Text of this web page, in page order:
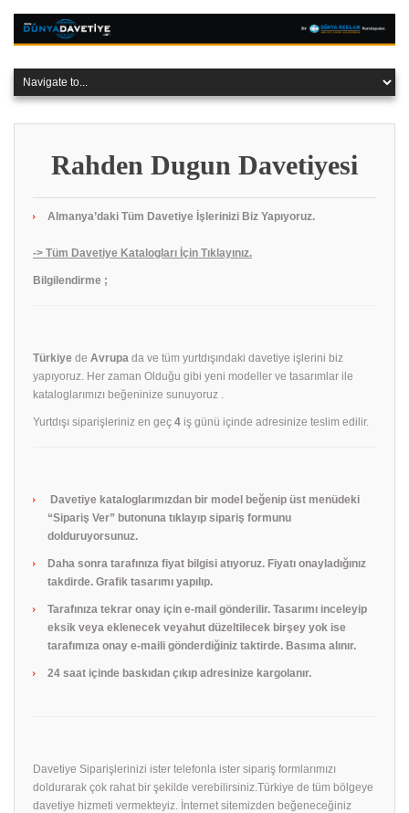
Rahden Dugun Davetiyesi
Almanya’daki Tüm Davetiye İşlerinizi Biz Yapıyoruz.
-> Tüm Davetiye Katalogları İçin Tıklayınız.
Bilgilendirme ;
Türkiye de Avrupa da ve tüm yurtdışındaki davetiye işlerini biz
yapıyoruz. Her zaman Olduğu gibi yeni modeller ve tasarımlar ile
kataloglarımızı beğeninize sunuyoruz .
Yurtdışı siparişleriniz en geç 4 iş günü içinde adresinize teslim edilir.
Davetiye kataloglarımızdan bir model beğenip üst menüdeki
“Sipariş Ver” butonuna tıklayıp sipariş formunu
dolduruyorsunuz.
Daha sonra tarafınıza fiyat bilgisi atıyoruz. Fiyatı onayladığınız
takdirde. Grafik tasarımı yapılıp.
Tarafınıza tekrar onay için e-mail gönderilir. Tasarımı inceleyip
eksik veya eklenecek veyahut düzeltilecek birşey yok ise
tarafımıza onay e-maili gönderdiğiniz taktirde. Basıma alınır.
24 saat içinde baskıdan çıkıp adresinize kargolanır.
Davetiye Siparişlerinizi ister telefonla ister sipariş formlarımızı
doldurarak çok rahat bir şekilde verebilirsiniz.Türkiye de tüm bölgeye
davetiye hizmeti vermekteyiz. İnternet sitemizden beğeneceğiniz